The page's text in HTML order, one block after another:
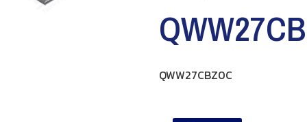
QWW27CBZ0C